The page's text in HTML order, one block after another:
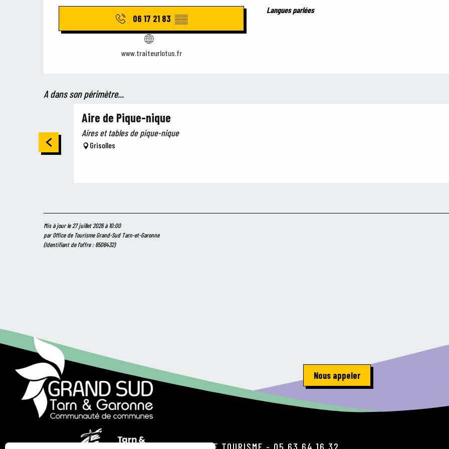
06 17 21 83 ▒▒
www.traiteurlotus.fr
Langues parlées
Langues parlées
A dans son périmètre...
Aire de Pique-nique
Aires et tables de pique-nique
Grisolles
Mis à jour le 27 juillet 2026 à 10:00
par Office de Tourisme Grand-Sud Tarn-et-Garonne
(Identifiant de l'offre :6506432)
Nous appeler